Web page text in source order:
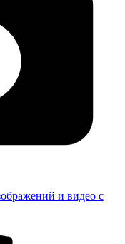
и видео с